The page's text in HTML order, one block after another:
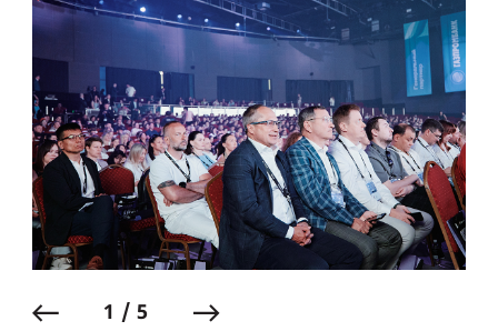
1 / 5